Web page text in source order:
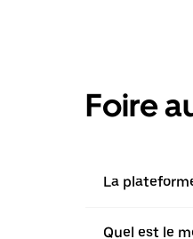
Foire
La
Quel est le